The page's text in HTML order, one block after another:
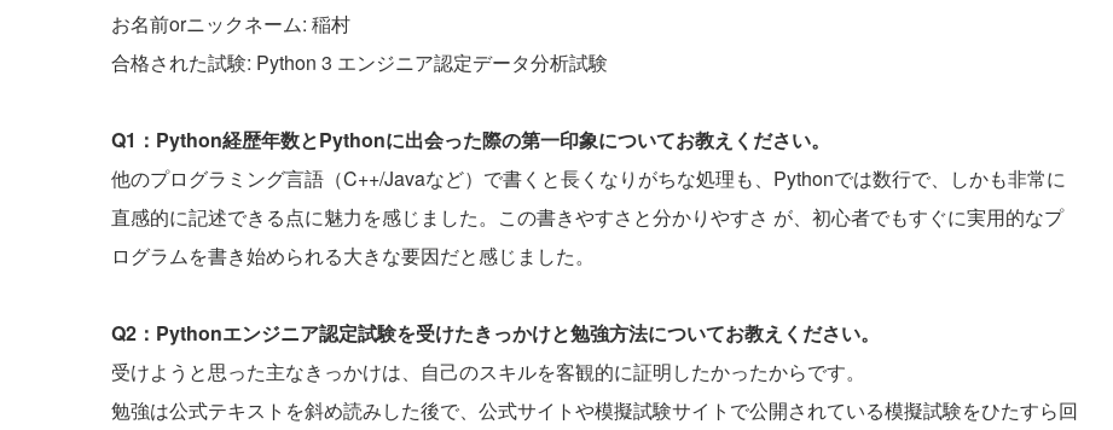
お名前orニックネーム: 稲村
合格された試験: Python 3 エンジニア認定データ分析試験
Q1：Python経歴年数とPythonに出会った際の第一印象についてお教えください。
他のプログラミング言語（C++/Javaなど）で書くと長くなりがちな処理も、Pythonでは数行で、しかも非常に
直感的に記述できる点に魅力を感じました。この書きやすさと分かりやすさ が、初心者でもすぐに実用的なプ
ログラムを書き始められる大きな要因だと感じました。
Q2：Pythonエンジニア認定試験を受けたきっかけと勉強方法についてお教えください。
受けようと思った主なきっかけは、自己のスキルを客観的に証明したかったからです。
勉強は公式テキストを斜め読みした後で、公式サイトや模擬試験サイトで公開されている模擬試験をひたすら回